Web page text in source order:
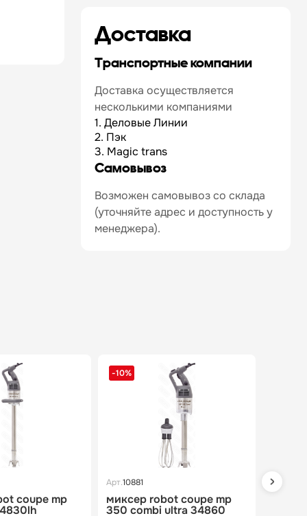
Доставка
Транспортные компании
Доставка осуществляется
несколькими компаниями
1. Деловые Линии
2. Пэк
3. Magic trans
Самовывоз
Возможен самовывоз со склада
(уточняйте адрес и доступность у
менеджера).
coupe mp
-10%
Арт.10881
миксер robot coupe mp
350 combi ultra 34860
Арт.